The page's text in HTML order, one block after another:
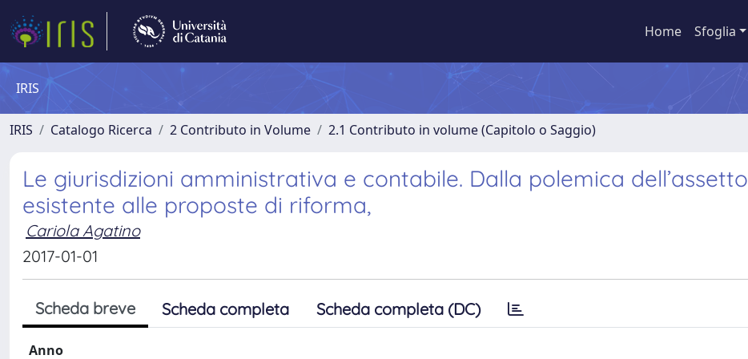
Home Sfoglia
IRIS
IRIS Catalogo Ricerca 2 Contributo in Volume 2.1 Contributo in volume (Capitolo o Saggio)
Le giurisdizioni amministrativa e contabile. Dalla polemica dell’assetto
esistente alle proposte di riforma,
Cariola Agatino
2017-01-01
Scheda breve Scheda completa Scheda completa (DC)
Anno